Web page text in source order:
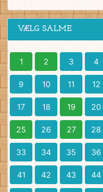
VÆLG SALME
1 2 3 4
9 10 11 12
17 18 19 20
25 26 27 28
33 34 35 36
41 42 43 44